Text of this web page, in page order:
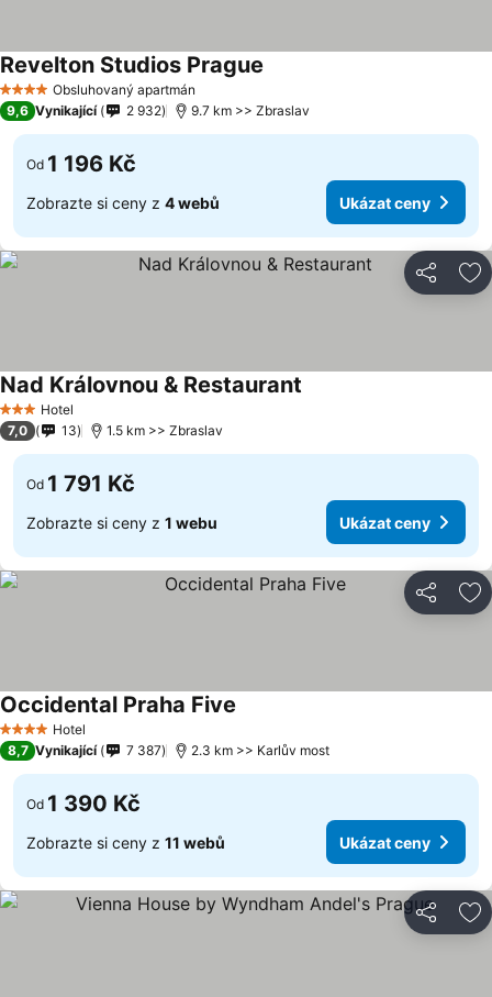
4 Počet hvězdiček
Obsluhovaný apartmán
Revelton Studios Prague
9,6 Vynikající 2 932 9.7 km >> Zbraslav
Od 1 196 Kč
Zobrazte si ceny z 4 webů Ukázat ceny
Sdílet
3 Počet hvězdiček
Hotel
Nad Královnou & Restaurant
7,0 13 1.5 km >> Zbraslav
Od 1 791 Kč
Zobrazte si ceny z 1 webu Ukázat ceny
Sdílet
4 Počet hvězdiček
Hotel
Occidental Praha Five
8,7 Vynikající 7 387 2.3 km >> Karlův most
Od 1 390 Kč
Zobrazte si ceny z 11 webů Ukázat ceny
Sdílet